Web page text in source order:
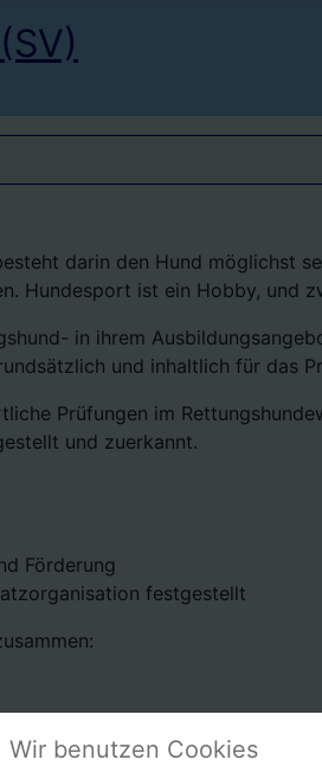
darin den Hund möglichst
Hundesport ist ein Hobby, und
in ihrem
und inhaltlich für das
Prüfungen im
und zuerkannt.
Förderung
festgestellt
Wir benutzen Cookies